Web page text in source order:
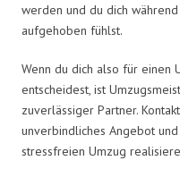
werden und du dich
aufgehoben fühlst.
Wenn du dich also für einen
entscheidest, ist
zuverlässiger Partner.
unverbindliches Angebot
stressfreien Umzug